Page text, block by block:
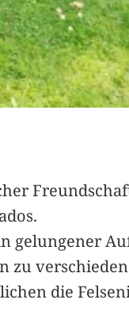
gelungener
zu
die